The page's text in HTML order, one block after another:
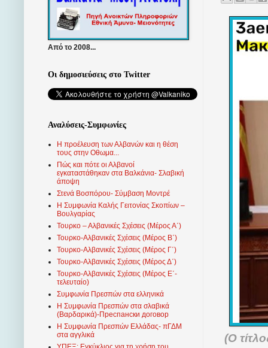
(Ο
Από το 2008...
Οι δημοσιεύσεις στο Twitter
Αναλύσεις-Συμφωνίες
Η προέλευση των Αλβανών και η θέση
τους στην Οθωμα...
Πώς και πότε οι Αλβανοί
εγκαταστάθηκαν στα Βαλκάνια- Σλαβική
άποψη
Στενά Βοσπόρου- Σύμβαση Μοντρέ
Η Συμφωνία Καλής Γειτονίας Σκοπίων –
Βουλγαρίας
Τουρκο – Αλβανικές Σχέσεις (Mέρος Α΄)
Τουρκο-Αλβανικές Σχέσεις (Μέρος Β΄)
Τουρκο-Αλβανικές Σχέσεις (Μέρος Γ΄)
Τουρκο-Αλβανικές Σχέσεις (Μέρος Δ΄)
Τουρκο-Αλβανικές Σχέσεις (Μέρος Ε΄-
τελευταίο)
Συμφωνία Πρεσπών στα ελληνικά
Η Συμφωνία Πρεσπών στα σλαβικά
(Βαρδαρικά)-Преспански договор
Η Συμφωνία Πρεσπών Ελλάδας- πΓΔΜ
στα αγγλικά